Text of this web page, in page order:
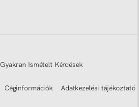
Gyakran Ismételt Kérdések
Céginformációk Adatkezelési tájékoztató